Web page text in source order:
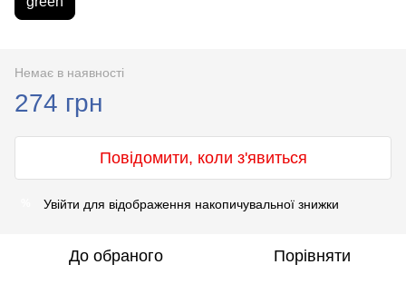
Немає в наявності
274 грн
Повідомити, коли з'явиться
Увійти для відображення накопичувальної знижки
До обраного Порівняти